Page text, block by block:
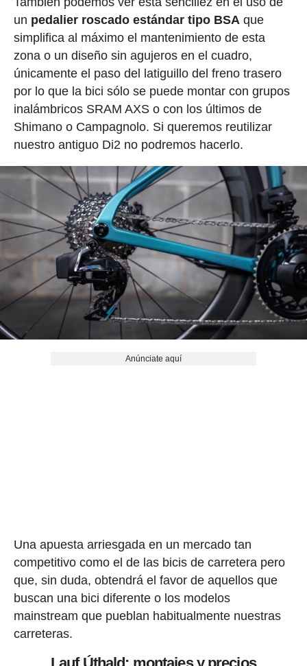
un pedalier roscado estándar tipo BSA que
simplifica al máximo el mantenimiento de esta
zona o un diseño sin agujeros en el cuadro,
únicamente el paso del latiguillo del freno trasero
por lo que la bici sólo se puede montar con grupos
inalámbricos SRAM AXS o con los últimos de
Shimano o Campagnolo. Si queremos reutilizar
nuestro antiguo Di2 no podremos hacerlo.
Anúnciate aquí
Una apuesta arriesgada en un mercado tan
competitivo como el de las bicis de carretera pero
que, sin duda, obtendrá el favor de aquellos que
buscan una bici diferente o los modelos
mainstream que pueblan habitualmente nuestras
carreteras.